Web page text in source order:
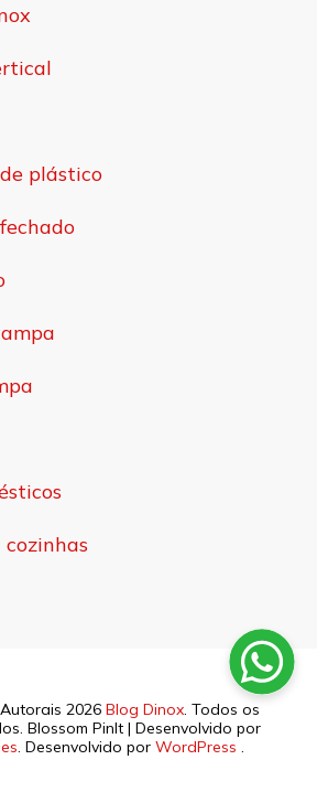
plástico
2026 Blog Dinox. Todos os
Blossom PinIt | Desenvolvido por
. Desenvolvido por WordPress .